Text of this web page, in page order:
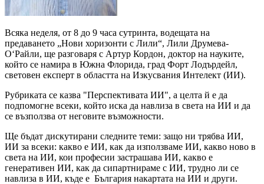
Всяка неделя, от 8 до 9 часа сутринта, водещата на
предаването „Нови хоризонти с Лили“, Лили Друмева-
О‘Райли, ще разговаря с Артур Кордон, доктор на науките,
който се намира в Южна Флорида, град Форт Лодърдейл,
световен експерт в областта на Изкусвания Интелект (ИИ).
Рубриката се казва "Перспективата ИИ", а целта й е да
подпомогне всеки, който иска да навлиза в света на ИИ и да
се възползва от неговите възможности.
Ще бъдат дискутирани следните теми: защо ни трябва ИИ,
ИИ за всеки: какво е ИИ, как да използваме ИИ, какво ново в
света на ИИ, кои професии застрашава ИИ, какво е
генеративен ИИ, как да сипартнираме с ИИ, трудно ли се
навлиза в ИИ, къде е България накартата на ИИ и други.